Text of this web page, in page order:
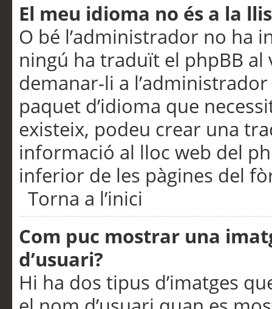
El meu idioma no és a la
O bé l’administrador no ha
ningú ha traduït el phpBB
demanar-li a
paquet d’idioma que
existeix, podeu crear una
informació al lloc web del
inferior de les pàgines del
Torna a l’inici
Com puc mostrar una
d’usuari?
Hi ha dos tipus d’imatges